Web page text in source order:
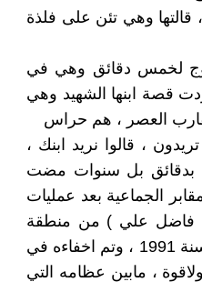
وهي تئن على فلذة
لخمس دقائق وهي في
قصة ابنها الشهيد وهي
العصر ، هم حراس
، قالوا نريد ابنك ،
بدقائق بل سنوات مضت
الجماعية بعد عمليات
فاضل علي ) من منطقة
شورجة بكركوك ، اخذه رجال تابعين لعلي حسن المجيد سنة 1991 ، وتم اخفاءه في
، مابين عظامه التي